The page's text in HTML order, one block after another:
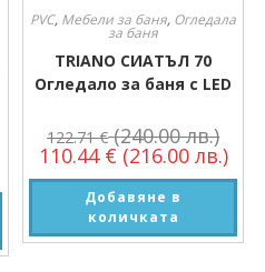
PVC, Мебели за баня, Огледала
за баня
TRIANO СИАТЪЛ 70
Огледало за баня с LED
122.71€ (240.00 лв.)
110.44 € (216.00 лв.)
Добавяне в
количката